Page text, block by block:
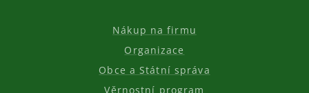
Nákup na firmu
Organizace
Obce a Státní správa
Věrnostní program